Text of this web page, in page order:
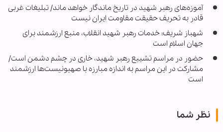
آموزه‌های رهبر شهید در تاریخ ماندگار خواهد ماند/ تبلیغات غربی
قادر به تحریف حقیقت مقاومت ایران نیست
شهباز شریف: خدمات رهبر شهید انقلاب، منبع ارزشمند برای
جهان اسلام است
حضور در مراسم تشییع رهبر شهید، خاری در چشم دشمن است/
مشارکت در این مراسم به اندازه مبارزه با صهیونیست‌ها ارزشمند
است
نظر شما